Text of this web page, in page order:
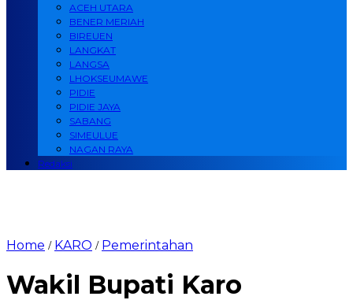
ACEH UTARA
BENER MERIAH
BIREUEN
LANGKAT
LANGSA
LHOKSEUMAWE
PIDIE
PIDIE JAYA
SABANG
SIMEULUE
NAGAN RAYA
Redaksi
Home / KARO / Pemerintahan
Wakil Bupati Karo